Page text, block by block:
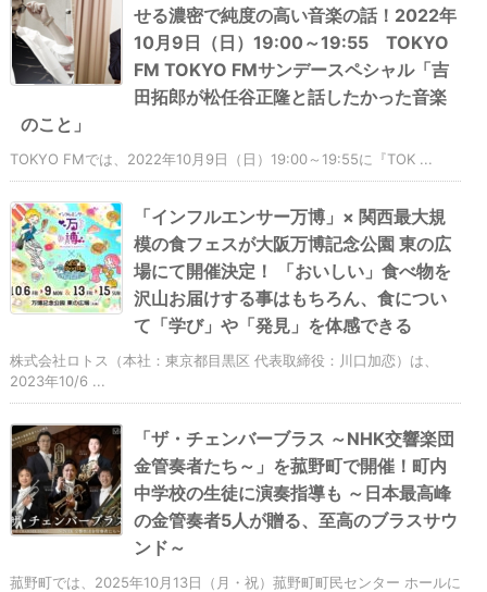
せる濃密で純度の高い音楽の話！2022年
10月9日（日）19:00～19:55 TOKYO
FM TOKYO FMサンデースペシャル「吉
田拓郎が松任谷正隆と話したかった音楽
のこと」
TOKYO FMでは、2022年10月9日（日）19:00～19:55に『TOK ...
「インフルエンサー万博」× 関西最大規
模の食フェスが大阪万博記念公園 東の広
場にて開催決定！ 「おいしい」食べ物を
沢山お届けする事はもちろん、食につい
て「学び」や「発見」を体感できる
株式会社ロトス（本社：東京都目黒区 代表取締役：川口加恋）は、
2023年10/6 ...
「ザ・チェンバーブラス ～NHK交響楽団
金管奏者たち～」を菰野町で開催！町内
中学校の生徒に演奏指導も ～日本最高峰
の金管奏者5人が贈る、至高のブラスサウ
ンド～
菰野町では、2025年10月13日（月・祝）菰野町町民センター ホールに